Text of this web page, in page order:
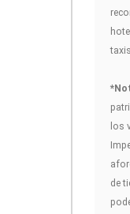
los
de